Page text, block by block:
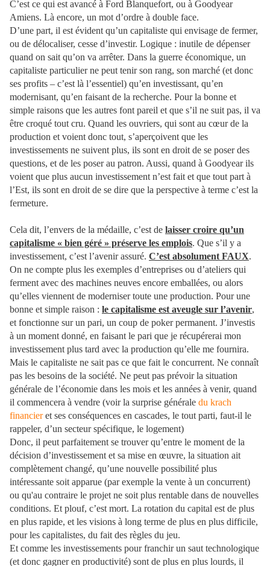
C’est ce qui est avancé à Ford Blanquefort, ou à Goodyear
Amiens. Là encore, un mot d’ordre à double face.
D’une part, il est évident qu’un capitaliste qui envisage de fermer,
ou de délocaliser, cesse d’investir. Logique : inutile de dépenser
quand on sait qu’on va arrêter. Dans la guerre économique, un
capitaliste particulier ne peut tenir son rang, son marché (et donc
ses profits – c’est là l’essentiel) qu’en investissant, qu’en
modernisant, qu’en faisant de la recherche. Pour la bonne et
simple raisons que les autres font pareil et que s’il ne suit pas, il va
être croqué tout cru. Quand les ouvriers, qui sont au cœur de la
production et voient donc tout, s’aperçoivent que les
investissements ne suivent plus, ils sont en droit de se poser des
questions, et de les poser au patron. Aussi, quand à Goodyear ils
voient que plus aucun investissement n’est fait et que tout part à
l’Est, ils sont en droit de se dire que la perspective à terme c’est la
fermeture.
Cela dit, l’envers de la médaille, c’est de laisser croire qu’un
capitalisme « bien géré » préserve les emplois. Que s’il y a
investissement, c’est l’avenir assuré. C’est absolument FAUX.
On ne compte plus les exemples d’entreprises ou d’ateliers qui
ferment avec des machines neuves encore emballées, ou alors
qu’elles viennent de moderniser toute une production. Pour une
bonne et simple raison : le capitalisme est aveugle sur l’avenir,
et fonctionne sur un pari, un coup de poker permanent. J’investis
à un moment donné, en faisant le pari que je récupérerai mon
investissement plus tard avec la production qu’elle me fournira.
Mais le capitaliste ne sait pas ce que fait le concurrent. Ne connaît
pas les besoins de la société. Ne peut pas prévoir la situation
générale de l’économie dans les mois et les années à venir, quand
il commencera à vendre (voir la surprise générale du krach
financieret ses conséquences en cascades, le tout parti, faut-il le
rappeler, d’un secteur spécifique, le logement)
Donc, il peut parfaitement se trouver qu’entre le moment de la
décision d’investissement et sa mise en œuvre, la situation ait
complètement changé, qu’une nouvelle possibilité plus
intéressante soit apparue (par exemple la vente à un concurrent)
ou qu'au contraire le projet ne soit plus rentable dans de nouvelles
conditions. Et plouf, c’est mort. La rotation du capital est de plus
en plus rapide, et les visions à long terme de plus en plus difficile,
pour les capitalistes, du fait des règles du jeu.
Et comme les investissements pour franchir un saut technologique
(et donc gagner en productivité) sont de plus en plus lourds, il